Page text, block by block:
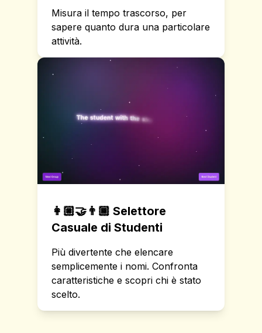
Misura il tempo trascorso, per
sapere quanto dura una particolare
attività.
👩🏼‍🤝‍👨🏾 Selettore
Casuale di Studenti
Più divertente che elencare
semplicemente i nomi. Confronta
caratteristiche e scopri chi è stato
scelto.